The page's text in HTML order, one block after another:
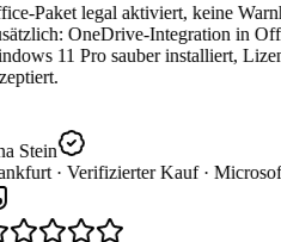
Paket legal aktiviert, keine
OneDrive-Integration in
11 Pro sauber installiert,
Stein
· Verifizierter Kauf ·